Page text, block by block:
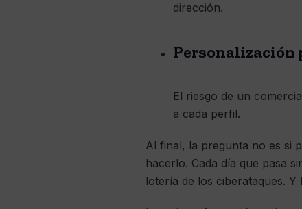
dirección.
Personalización
El riesgo de un
a cada perfil.
Al final, la pregunta no es si
hacerlo. Cada día que pasa
lotería de los ciberataques.